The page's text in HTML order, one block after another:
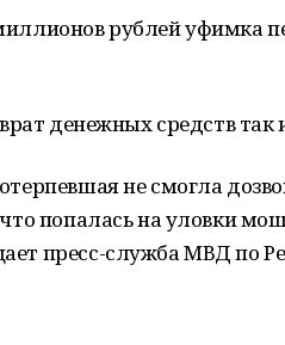
рублей уфимка
денежных средств так
не смогла
попалась на уловки
пресс-служба МВД по